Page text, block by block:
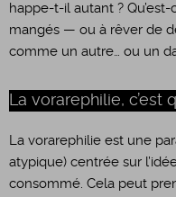
happe-t-il autant ?
mangés — ou à rêver de
comme un autre… ou un
La vorarephilie,
​La vorarephilie est une
atypique) centrée sur
consommé. Cela peut